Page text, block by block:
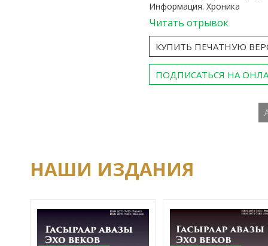
Информация. Хроника
Читать отрывок
КУПИТЬ ПЕЧАТНУЮ
ПОДПИСАТЬСЯ НА
НАШИ ИЗДАНИЯ